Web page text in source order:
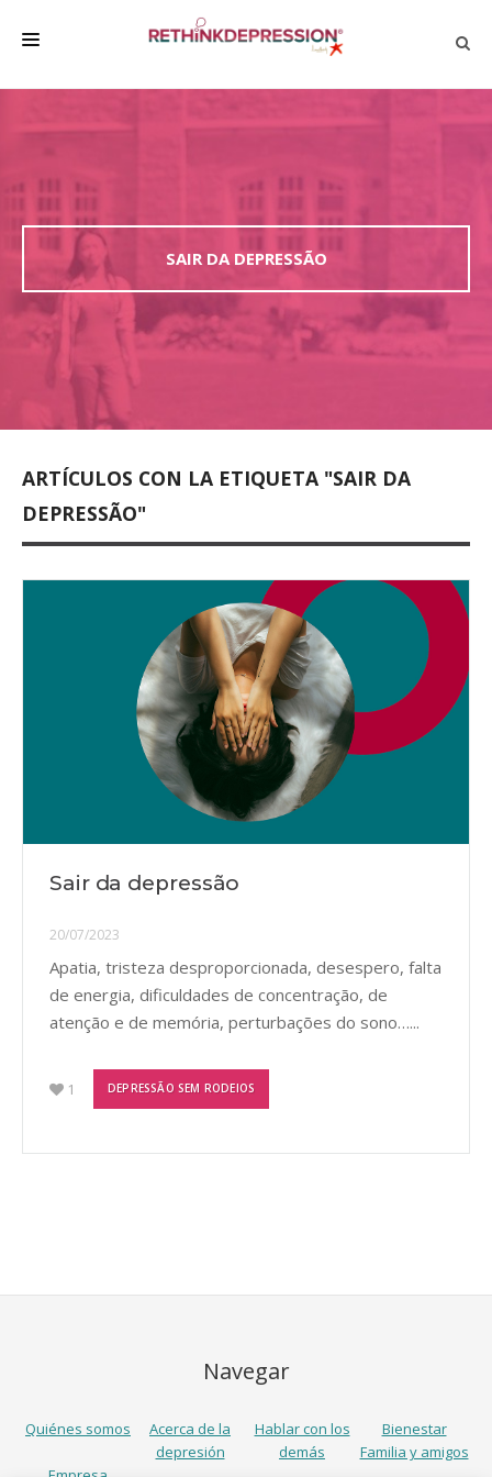
HABLAR CON LOS DEMÁS
BIENESTAR
FAMILIA Y AMIGOS
EMPRESA
DEPRESSÃO SEM RODEIOS
SAIR DA DEPRESSÃO
ARTÍCULOS CON LA ETIQUETA "SAIR DA
DEPRESSÃO"
Sair da depressão
20/07/2023
Apatia, tristeza desproporcionada, desespero, falta
de energia, dificuldades de concentração, de
atenção e de memória, perturbações do sono…...
1 DEPRESSÃO SEM RODEIOS
Navegar
Quiénes somos
Acerca de la
depresión
Hablar con los
demás
Bienestar
Familia y amigos